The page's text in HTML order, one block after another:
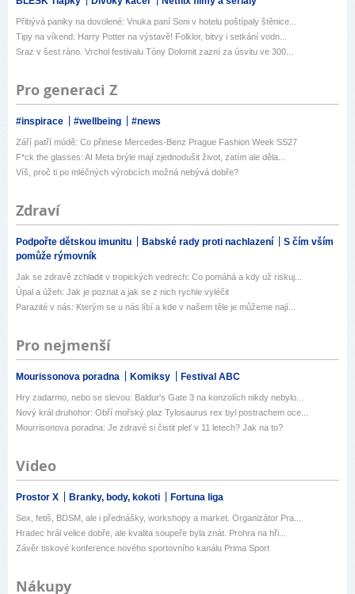
Přibývá paniky na dovolené: Vnuka paní Soni v hotelu poštípaly štěnice...
Tipy na víkend: Harry Potter na výstavě! Folklor, bitvy i setkání vodn...
Sraz v šest ráno. Vrchol festivalu Tóny Dolomit zazní za úsvitu ve 300...
Pro generaci Z
#inspirace #wellbeing #news
Září patří módě: Co přinese Mercedes-Benz Prague Fashion Week SS27
F*ck the glasses: AI Meta brýle mají zjednodušit život, zatím ale děla...
Víš, proč ti po mléčných výrobcích možná nebývá dobře?
Zdraví
Podpořte dětskou imunitu Babské rady proti nachlazení
S čím vším
pomůže rýmovník
Jak se zdravě zchladit v tropických vedrech: Co pomáhá a kdy už riskuj...
Úpal a úžeh: Jak je poznat a jak se z nich rychle vyléčit
Parazité v nás: Kterým se u nás líbí a kde v našem těle je můžeme nají...
Pro nejmenší
Mourissonova poradna Komiksy Festival ABC
Hry zadarmo, nebo se slevou: Baldur's Gate 3 na konzolích nikdy nebylo...
Nový král druhohor: Obří mořský plaz Tylosaurus rex byl postrachem oce...
Mourrisonova poradna: Je zdravé si čistit pleť v 11 letech? Jak na to?
Video
Prostor X Branky, body, kokoti Fortuna liga
Sex, fetiš, BDSM, ale i přednášky, workshopy a market. Organizátor Pra...
Hradec hrál velice dobře, ale kvalita soupeře byla znát. Prohra na hři...
Závěr tiskové konference nového sportovního kanálu Prima Sport
Nákupy